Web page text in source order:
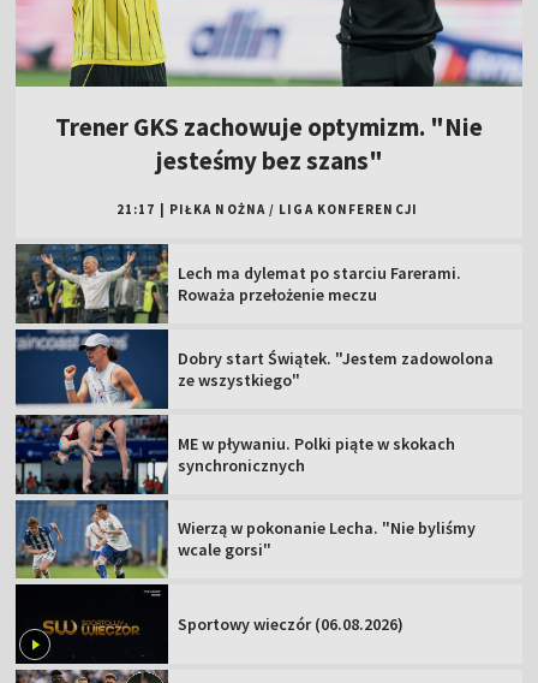
Trener GKS zachowuje optymizm. "Nie
jesteśmy bez szans"
21:17 PIŁKA NOŻNA / LIGA KONFERENCJI
Lech ma dylemat po starciu Farerami.
Roważa przełożenie meczu
Dobry start Świątek. "Jestem zadowolona
ze wszystkiego"
ME w pływaniu. Polki piąte w skokach
synchronicznych
Wierzą w pokonanie Lecha. "Nie byliśmy
wcale gorsi"
Sportowy wieczór (06.08.2026)